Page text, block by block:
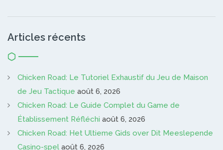
Articles récents
Chicken Road: Le Tutoriel Exhaustif du Jeu de Maison
de Jeu Tactique août 6, 2026
Chicken Road: Le Guide Complet du Game de
Établissement Réfléchi août 6, 2026
Chicken Road: Het Ultieme Gids over Dit Meeslepende
Casino-spel août 6, 2026